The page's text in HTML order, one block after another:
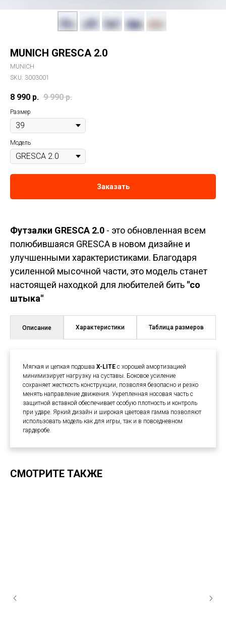
MUNICH GRESCA 2.0
MUNICH
SKU: 3003001
8 990 р. 9 990 р.
Размер
Модель
Заказать
Футзалки GRESCA 2.0 - это обновленная всем
полюбившаяся GRESCA в новом дизайне и
улучшенными характеристиками. Благодаря
усиленной мысочной части, это модель станет
настоящей находкой для любителей бить "со
штыка"
Описание Характеристики Таблица размеров
Мягкая и цепкая подошва X-LITE с хорошей амортизацией
минимизирует нагрузку на суставы. Боковое усиление
сохраняет жесткость конструкции, позволяя безопасно и резко
менять направление движения. Укрепленная носовая часть с
защитной вставкой обеспечивает особую плотность и контроль
при ударе. Яркий дизайн и широкая цветовая гамма позволяют
использовать модель как для игры, так и в повседневном
гардеробе.
СМОТРИТЕ ТАКЖЕ